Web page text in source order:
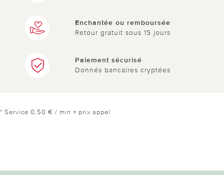
Enchantée ou remboursée
Retour gratuit sous 15 jours
Paiement sécurisé
Donnés bancaires cryptées
* Service 0,50 € / min + prix appel